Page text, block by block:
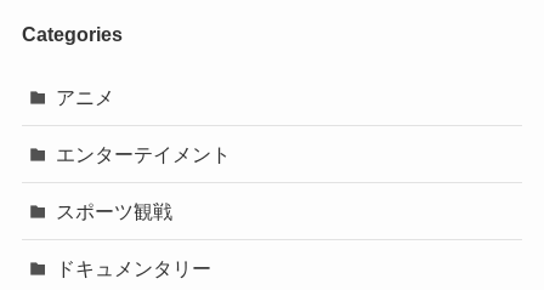
Categories
アニメ
エンターテイメント
スポーツ観戦
ドキュメンタリー